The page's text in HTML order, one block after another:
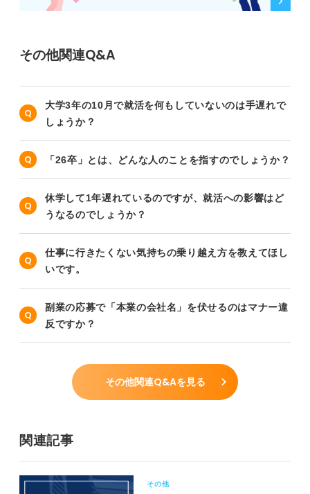
その他関連Q&A
大学3年の10月で就活を何もしていないのは手遅れで
しょうか？
「26卒」とは、どんな人のことを指すのでしょうか？
休学して1年遅れているのですが、就活への影響はど
うなるのでしょうか？
仕事に行きたくない気持ちの乗り越え方を教えてほし
いです。
副業の応募で「本業の会社名」を伏せるのはマナー違
反ですか？
その他関連Q&Aを見る
関連記事
その他